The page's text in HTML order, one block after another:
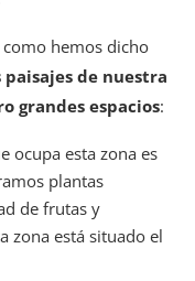
hemos dicho
de nuestra
grandes espacios:
ocupa esta zona es
plantas
de frutas y
zona está situado el